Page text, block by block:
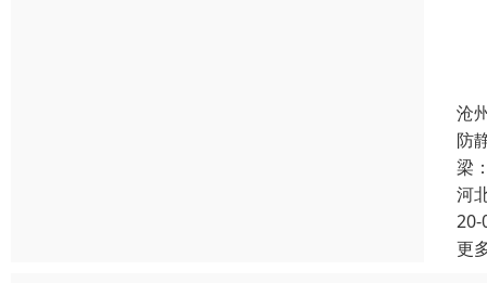
沧
防
梁
河
20-
更